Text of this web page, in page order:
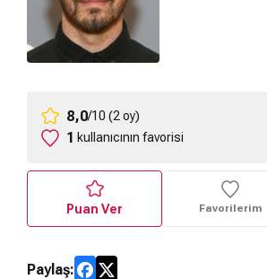
Türkçe Altyazılı
Fragman
8,0/10 (2 oy)
1 kullanıcının favorisi
Puan Ver Favorilerim
Paylaş: